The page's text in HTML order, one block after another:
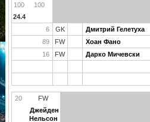
100
100
24.4
6
GK Дмитрий Гелетуха
89
FW Хоан Фано
16
FW Дарко Мичевски
20
FW
Джейден
Нельсон